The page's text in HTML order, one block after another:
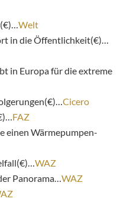
Welt
in die Öffentlichkeit(€)…
in Europa für die extreme
Cicero
FAZ
einen Wärmepumpen-
WAZ
Panorama… WAZ